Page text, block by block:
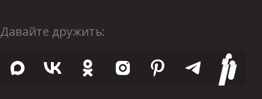
Давайте дружить: